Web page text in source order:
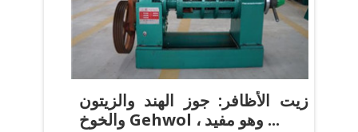
زيت الأظافر: جوز الهند والزيتون
والخوخ Gehwol ، وهو مفيد ...